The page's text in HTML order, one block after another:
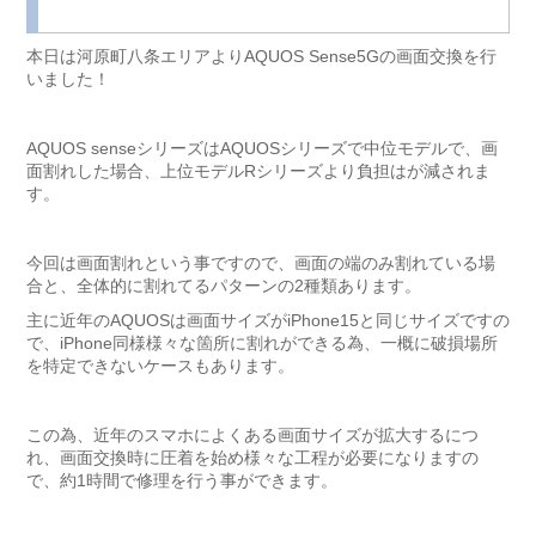
本日は河原町八条エリアよりAQUOS Sense5Gの画面交換を行
いました！
AQUOS senseシリーズはAQUOSシリーズで中位モデルで、画
面割れした場合、上位モデルRシリーズより負担はが減されま
す。
今回は画面割れという事ですので、画面の端のみ割れている場
合と、全体的に割れてるパターンの2種類あります。
主に近年のAQUOSは画面サイズがiPhone15と同じサイズですの
で、iPhone同様様々な箇所に割れができる為、一概に破損場所
を特定できないケースもあります。
この為、近年のスマホによくある画面サイズが拡大するにつ
れ、画面交換時に圧着を始め様々な工程が必要になりますの
で、約1時間で修理を行う事ができます。